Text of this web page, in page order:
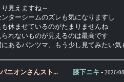
見えますね～
ターシームのズレも気になりますし
休ませているのがたまりませんね
れないものが見えるのは最高です
あるパンツマ、もう少し見てみたい気
ニオンさんスト... 膝下ニキ - 2026/